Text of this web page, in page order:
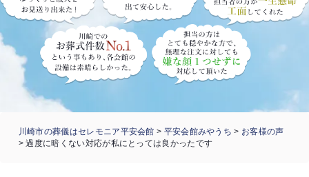
川崎市の葬儀はセレモニア平安会館 > 平安会館みやうち > お客様の声
>過度に暗くない対応が私にとっては良かったです